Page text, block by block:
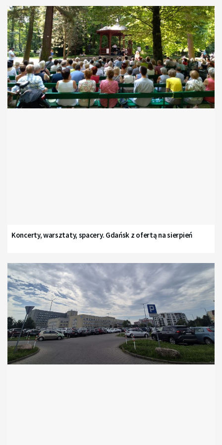
Koncerty, warsztaty, spacery. Gdańsk z ofertą na sierpień